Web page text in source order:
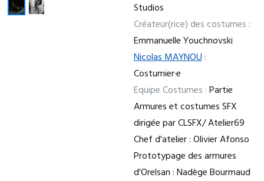
Studios
Créateur(rice) des costumes :
Emmanuelle Youchnovski
Nicolas MAYNOU:
Costumier·e
Equipe Costumes :Partie
Armures et costumes SFX
dirigée par CLSFX/ Atelier69
Chef d'atelier : Olivier Afonso
Prototypage des armures
d'Orelsan : Nadège Bourmaud